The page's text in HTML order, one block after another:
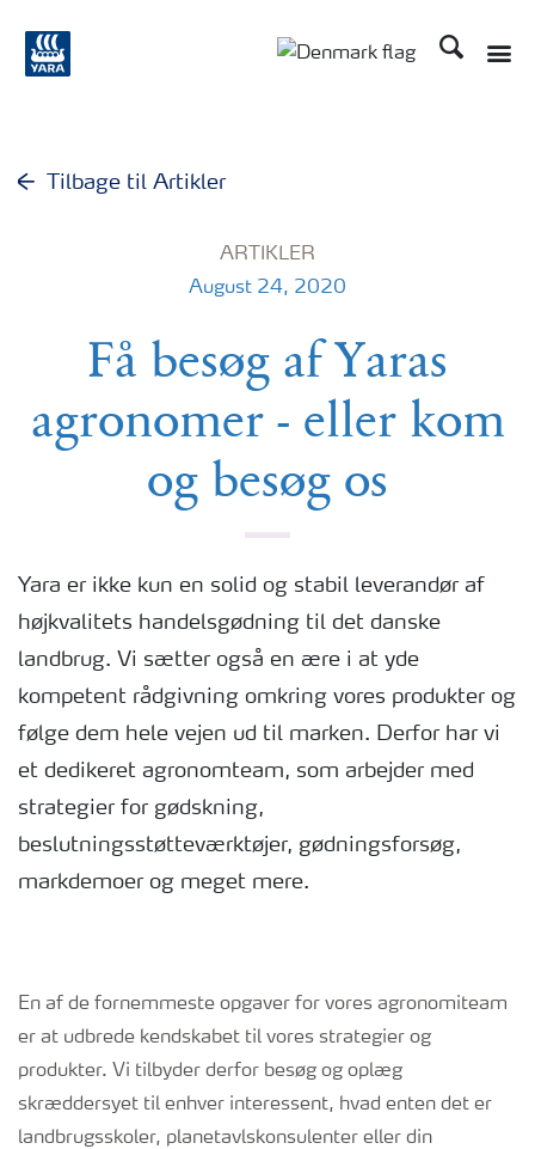
Søg
Tilbage til Artikler
ARTIKLER
August 24, 2020
Få besøg af Yaras
agronomer - eller kom
og besøg os
Yara er ikke kun en solid og stabil leverandør af
højkvalitets handelsgødning til det danske
landbrug. Vi sætter også en ære i at yde
kompetent rådgivning omkring vores produkter og
følge dem hele vejen ud til marken. Derfor har vi
et dedikeret agronomteam, som arbejder med
strategier for gødskning,
beslutningsstøtteværktøjer, gødningsforsøg,
markdemoer og meget mere.
En af de fornemmeste opgaver for vores agronomiteam
er at udbrede kendskabet til vores strategier og
produkter. Vi tilbyder derfor besøg og oplæg
skræddersyet til enhver interessent, hvad enten det er
landbrugsskoler, planetavlskonsulenter eller din